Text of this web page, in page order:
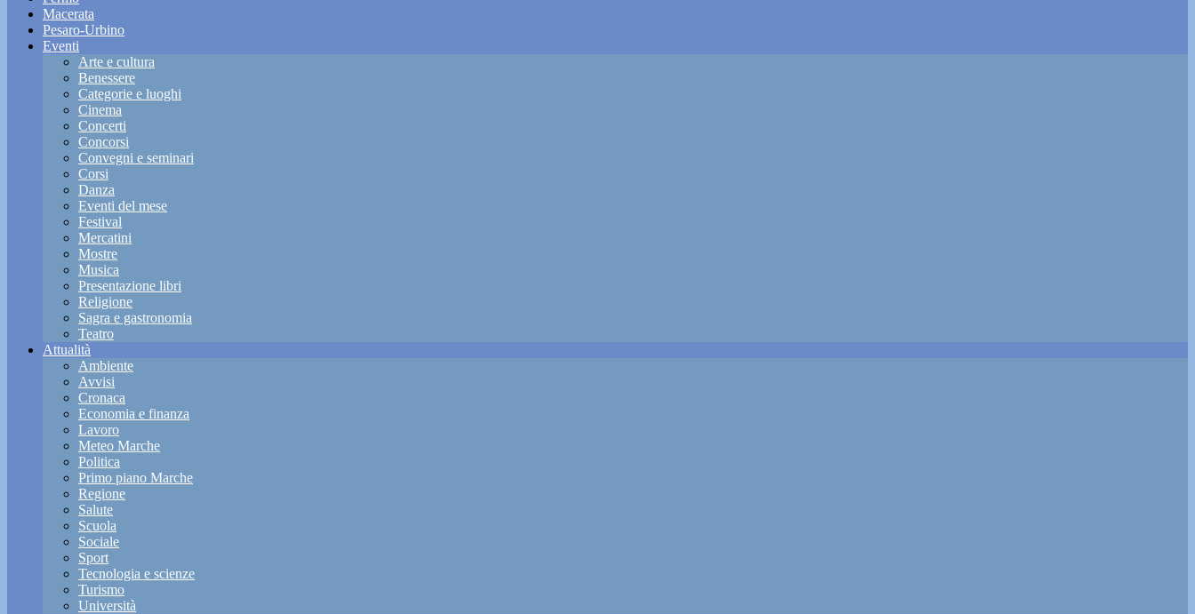
Macerata
Pesaro-Urbino
Eventi
Arte e cultura
Benessere
Categorie e luoghi
Cinema
Concerti
Concorsi
Convegni e seminari
Corsi
Danza
Eventi del mese
Festival
Mercatini
Mostre
Musica
Presentazione libri
Religione
Sagra e gastronomia
Teatro
Attualità
Ambiente
Avvisi
Cronaca
Economia e finanza
Lavoro
Meteo Marche
Politica
Primo piano Marche
Regione
Salute
Scuola
Sociale
Sport
Tecnologia e scienze
Turismo
Università